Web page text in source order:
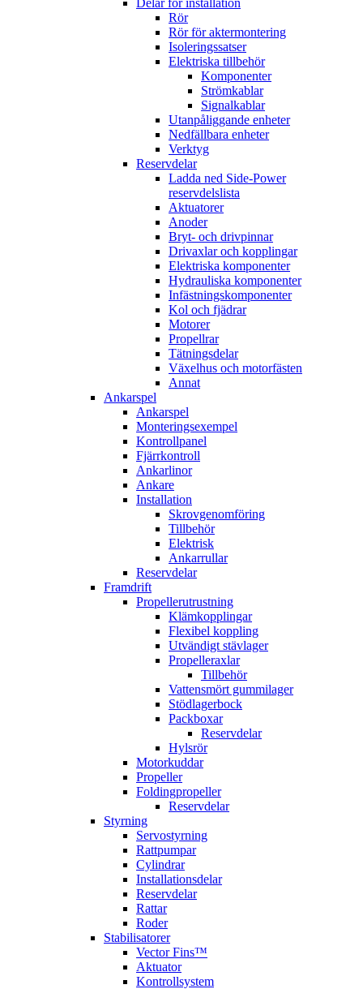
Delar för installation
Rör
Rör för aktermontering
Isoleringssatser
Elektriska tillbehör
Komponenter
Strömkablar
Signalkablar
Utanpåliggande enheter
Nedfällbara enheter
Verktyg
Reservdelar
Ladda ned Side-Power
reservdelslista
Aktuatorer
Anoder
Bryt- och drivpinnar
Drivaxlar och kopplingar
Elektriska komponenter
Hydrauliska komponenter
Infästningskomponenter
Kol och fjädrar
Motorer
Propellrar
Tätningsdelar
Växelhus och motorfästen
Annat
Ankarspel
Ankarspel
Monteringsexempel
Kontrollpanel
Fjärrkontroll
Ankarlinor
Ankare
Installation
Skrovgenomföring
Tillbehör
Elektrisk
Ankarrullar
Reservdelar
Framdrift
Propellerutrustning
Klämkopplingar
Flexibel koppling
Utvändigt stävlager
Propelleraxlar
Tillbehör
Vattensmört gummilager
Stödlagerbock
Packboxar
Reservdelar
Hylsrör
Motorkuddar
Propeller
Foldingpropeller
Reservdelar
Styrning
Servostyrning
Rattpumpar
Cylindrar
Installationsdelar
Reservdelar
Rattar
Roder
Stabilisatorer
Vector Fins™
Aktuator
Kontrollsystem